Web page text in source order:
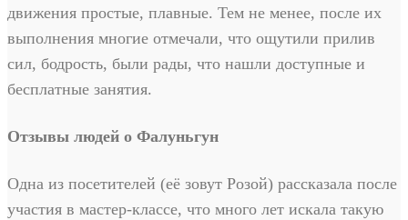
движения простые, плавные. Тем не менее, после их
выполнения многие отмечали, что ощутили прилив
сил, бодрость, были рады, что нашли доступные и
бесплатные занятия.
Отзывы людей о Фалуньгун
Одна из посетителей (её зовут Розой) рассказала после
участия в мастер-классе, что много лет искала такую